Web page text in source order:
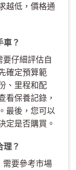
越低，價格通
車？
仔細評估自
確定預算範
、里程和配
看保養記錄，
最後，您可以
定是否購買。
理？
需要參考市場